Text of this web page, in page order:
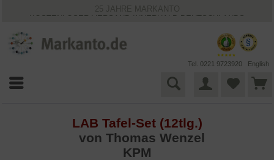
25 JAHRE MARKANTO
KOSTENLOSER VERSAND INNERHALB DEUTSCHLANDS
VIELFÄLTIGE ZAHLUNGSMÖGLICHKEITEN
BESTPRICE-GARANTIE
Tel. 0221 9723920 English
LAB Tafel-Set (12tlg.)
von Thomas Wenzel
KPM